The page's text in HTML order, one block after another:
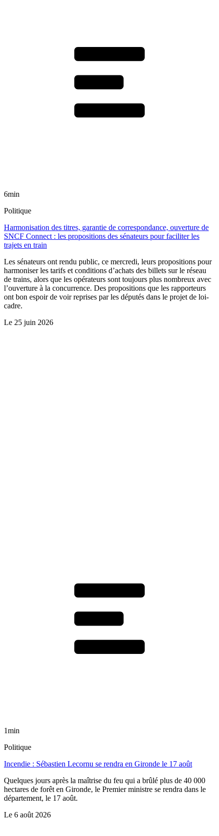
6min
Politique
Harmonisation des titres, garantie de correspondance, ouverture de
SNCF Connect : les propositions des sénateurs pour faciliter les
trajets en train
Les sénateurs ont rendu public, ce mercredi, leurs propositions pour
harmoniser les tarifs et conditions d’achats des billets sur le réseau
de trains, alors que les opérateurs sont toujours plus nombreux avec
l’ouverture à la concurrence. Des propositions que les rapporteurs
ont bon espoir de voir reprises par les députés dans le projet de loi-
cadre.
Le 25 juin 2026
1min
Politique
Incendie : Sébastien Lecornu se rendra en Gironde le 17 août
Quelques jours après la maîtrise du feu qui a brûlé plus de 40 000
hectares de forêt en Gironde, le Premier ministre se rendra dans le
département, le 17 août.
Le 6 août 2026